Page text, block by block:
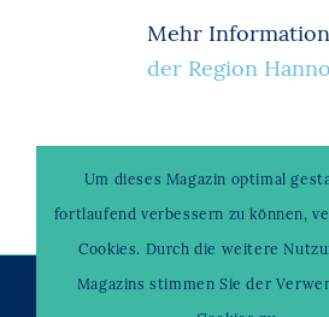
Mehr
der Region
Um dieses Magazin optimal
fortlaufend verbessern zu können,
Cookies. Durch die weitere
Magazins stimmen Sie der